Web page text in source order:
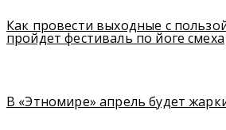
Как провести выходные с
пройдет фестиваль по йоге смеха
В «Этномире» апрель будет